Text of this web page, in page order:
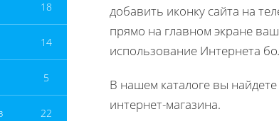
18
14
5
22
добавить иконку сайта на
прямо на главном экране
использование Интернета
В нашем каталоге вы
интернет-магазина.